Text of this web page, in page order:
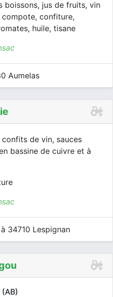
boissons, jus de fruits, vin
confiture,
huile, tisane
Aumelas
de vin, sauces
bassine de cuivre et à
34710 Lespignan